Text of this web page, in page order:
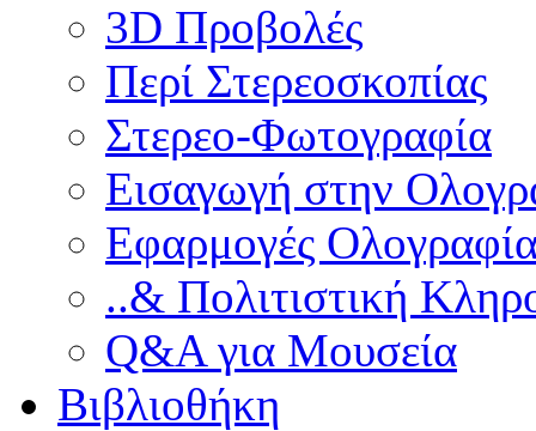
3D Προβολές
Περί Στερεοσκοπίας
Στερεο-Φωτογραφία
Εισαγωγή στην
Εφαρμογές
..& Πολιτιστική
Q&A για Μουσεία
Βιβλιοθήκη